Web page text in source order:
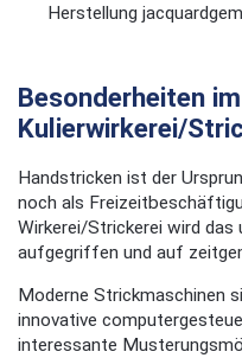
Herstellung
Besonderheiten
Kulierwirkerei/
Handstricken ist der
noch als
Wirkerei/Strickerei wird das
aufgegriffen und auf
Moderne Strickmaschinen
innovative
interessante